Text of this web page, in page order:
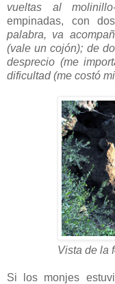
vueltas al
empinadas, con
palabra, va
(vale un cojón); de
desprecio (me
dificultad (me costó
Vista de la
Si los monjes